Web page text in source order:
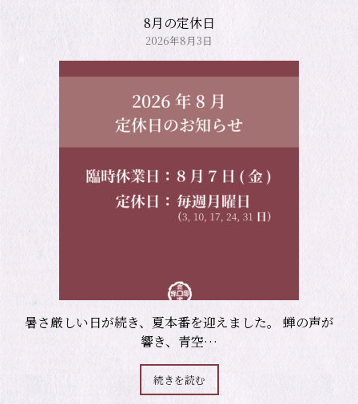
8月の定休日
2026年8月3日
暑さ厳しい日が続き、夏本番を迎えました。 蝉の声が
響き、青空…
続きを読む